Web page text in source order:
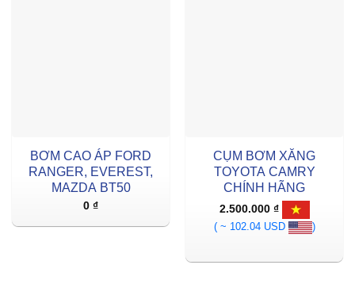
BƠM CAO ÁP FORD
RANGER, EVEREST,
MAZDA BT50
0 ₫
CỤM BƠM XĂNG
TOYOTA CAMRY
CHÍNH HÃNG
2.500.000 ₫
( ~ 102.04 USD
)